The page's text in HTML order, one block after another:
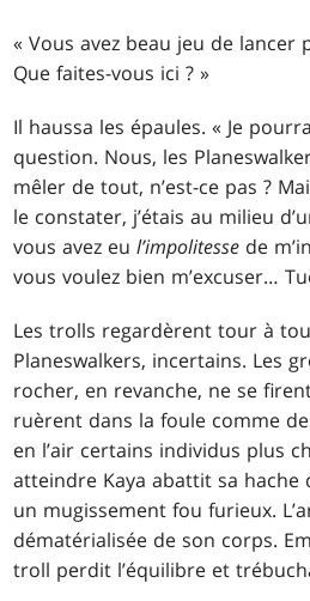
« Vous avez beau jeu de lancer
Que faites-vous ici ? »
Il haussa les épaules. « Je
question. Nous, les
mêler de tout, n’est-ce pas ?
le constater, j’étais au milieu
vous avez eul’impolitesse de
vous voulez bien m’excuser…
Les trolls regardèrent tour à
Planeswalkers, incertains. Les
rocher, en revanche, ne se
ruèrent dans la foule comme
en l’air certains individus plus
atteindre Kaya abattit sa hache
un mugissement fou furieux.
dématérialisée de son corps.
troll perdit l’équilibre et